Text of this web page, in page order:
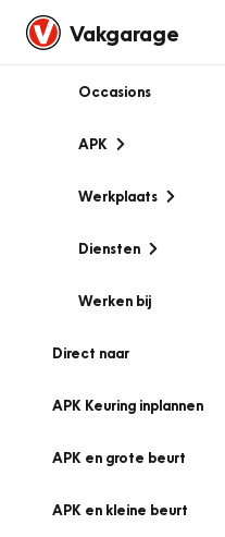
Vakgarage
Occasions
APK
Werkplaats
Diensten
Werken bij
Direct naar
APK Keuring inplannen
APK en grote beurt
APK en kleine beurt